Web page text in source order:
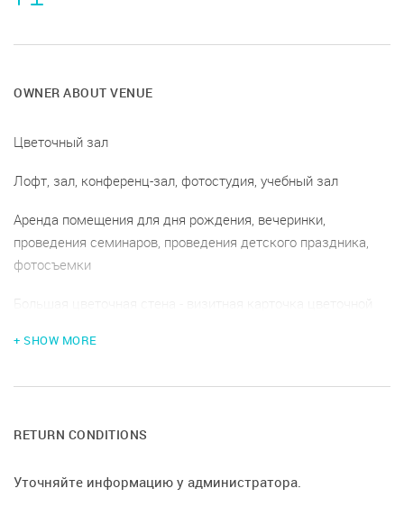
OWNER ABOUT VENUE
Цветочный зал
Лофт, зал, конференц-зал, фотостудия, учебный зал
Аренда помещения для дня рождения, вечеринки,
проведения семинаров, проведения детского праздника,
фотосъемки
Большая цветочная стена - визитная карточка цветочной
окном и потолком 4,5 м. Площадь съемочной зоны - 65 кв.
состаренный камин, широкая стеклянная перегородка с
девичников, мастер-классов, вечеринок, дня рождения.
+ SHOW MORE
RETURN CONDITIONS
Уточняйте информацию у администратора.